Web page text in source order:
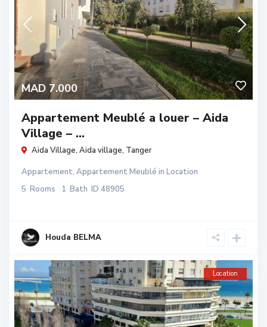
MAD 7.000
Appartement Meublé a louer – Aida
Village – ...
Aida Village, Aida village, Tanger
Appartement, Appartement Meublé in Location
5 Rooms 1 Bath ID 48905
Houda BELMA
Location